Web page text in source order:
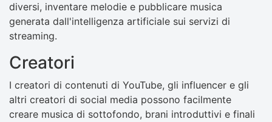
diversi, inventare melodie e pubblicare musica
generata dall'intelligenza artificiale sui servizi di
streaming.
Creatori
I creatori di contenuti di YouTube, gli influencer e gli
altri creatori di social media possono facilmente
creare musica di sottofondo, brani introduttivi e finali